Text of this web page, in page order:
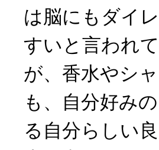
は脳にもダイ
すいと言われ
が、香水やシ
も、自分好み
る自分らしい